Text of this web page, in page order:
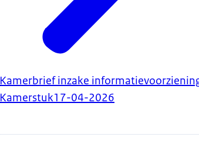
Kamerbrief inzake
Kamerstuk17-04-2026